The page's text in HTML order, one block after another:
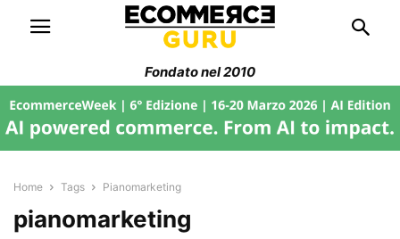
Fondato nel 2010
Home Tags Pianomarketing
pianomarketing